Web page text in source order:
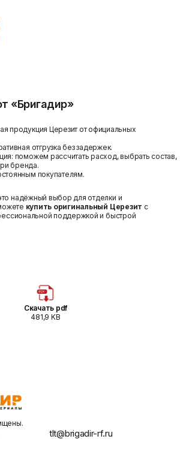
«Бригадир»
продукция Церезит от официальных
отгрузка без задержек.
поможем рассчитать расход, выбрать состав,
бренда.
покупателям.
надёжный выбор для отделки и
купить оригинальный Церезит с
поддержкой и быстрой
Скачать pdf
481,9 KB
tlt@brigadir-rf.ru